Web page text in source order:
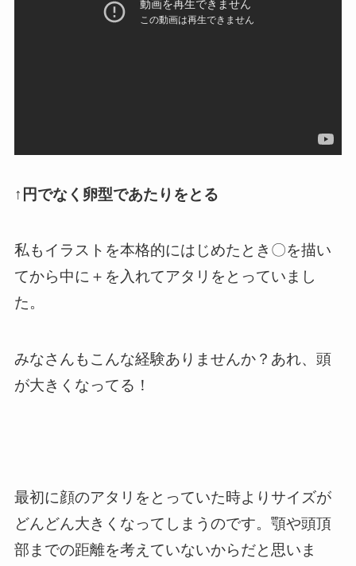
↑円でなく卵型であたりをとる
私もイラストを本格的にはじめたとき〇を描い
てから中に＋を入れてアタリをとっていまし
た。
みなさんもこんな経験ありませんか？ あれ、頭
が大きくなってる！
最初に顔のアタリをとっていた時よりサイズが
どんどん大きくなってしまうのです。 顎や頭頂
部までの距離を考えていないからだと思いま